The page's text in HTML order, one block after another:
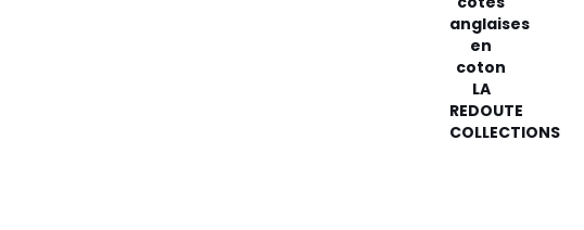
anglaises
en
coton
LA
REDOUTE
COLLECTIONS